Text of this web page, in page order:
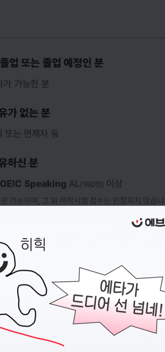
에,이력서 부터 준비하세요
픽에서 이력서를 만들고 관리할 수 있어요.